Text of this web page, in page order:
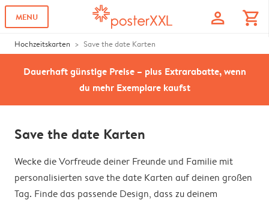
MENU profile shopping_cart
Hochzeitskarten Save the date Karten
Dauerhaft günstige Preise – plus Extrarabatte, wenn
du mehr Exemplare kaufst
Save the date Karten
Wecke die Vorfreude deiner Freunde und Familie mit
personalisierten save the date Karten auf deinen großen
Tag. Finde das passende Design, dass zu deinem